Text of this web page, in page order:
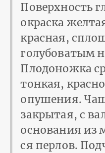
Поверхность
окраска
красная,
голубоватым
Плодоножка
тонкая,
опушения.
закрытая, с
основания из
ся перлов.